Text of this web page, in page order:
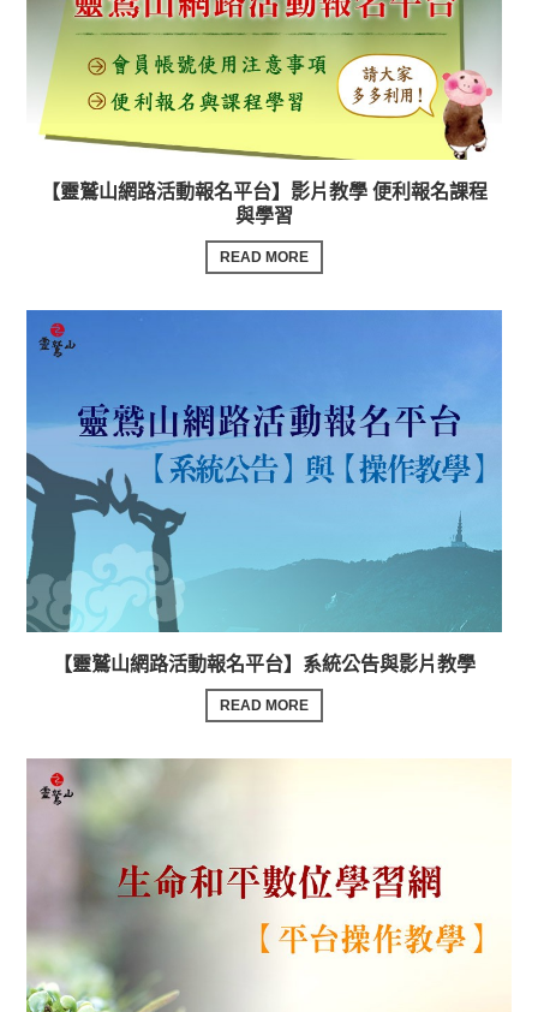
【靈鷲山網路活動報名平台】影片教學 便利報名課程
與學習
READ MORE
【靈鷲山網路活動報名平台】系統公告與影片教學
READ MORE